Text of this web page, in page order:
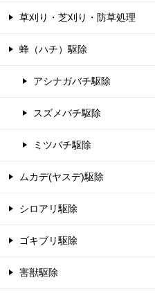
草刈り・芝刈り・防草処理
蜂（ハチ）駆除
アシナガバチ駆除
スズメバチ駆除
ミツバチ駆除
ムカデ(ヤスデ)駆除
シロアリ駆除
ゴキブリ駆除
害獣駆除